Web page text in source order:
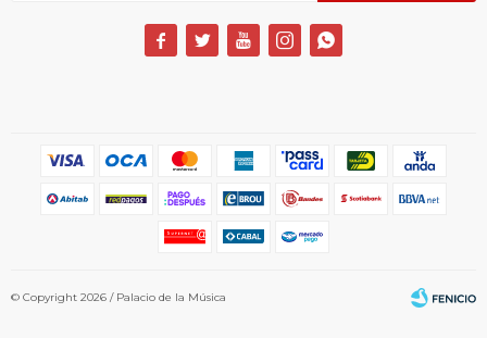
    
© Copyright 2026 / Palacio de la Música